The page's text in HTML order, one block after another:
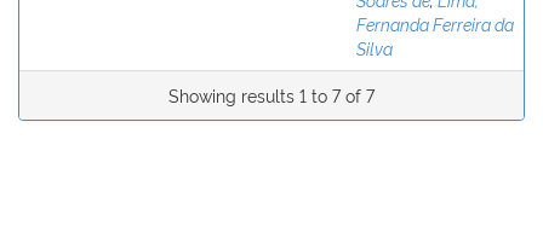
Fernanda Ferreira da
Silva
Showing results 1 to 7 of 7